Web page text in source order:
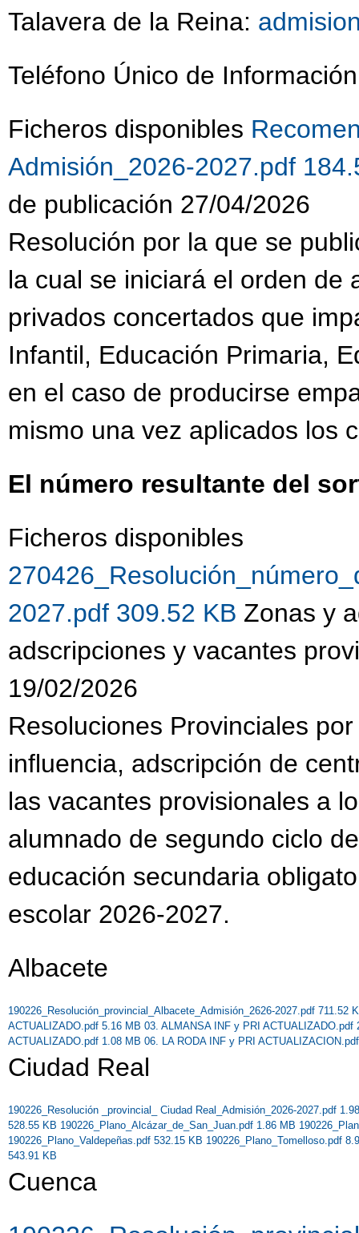
Talavera de la Reina:
Teléfono Único de
Ficheros disponibles
Admisión_2026-2027.pdf
de publicación 27/04/2026
Resolución por la que se
la cual se iniciará el orden de
privados concertados que
Infantil, Educación Primaria,
en el caso de producirse
mismo una vez aplicados los
El número resultante del
Ficheros disponibles
2027.pdf 309.52 KB Zonas y
adscripciones y vacantes
19/02/2026
Resoluciones Provinciales
influencia, adscripción de
las vacantes provisionales a
alumnado de segundo ciclo
educación secundaria
escolar 2026-2027.
Albacete
190226_Resolución_provincial_Albacete_Admisión_2626-2027.pdf 711.52
ACTUALIZADO.pdf 5.16 MB 03. ALMANSA INF y PRI
ACTUALIZADO.pdf 1.08 MB 06. LA RODA INF y PRI
Ciudad Real
190226_Resolución _provincial_ Ciudad Real_Admisión_2026-2027.pdf
528.55 KB 190226_Plano_Alcázar_de_San_Juan.pdf 1.86 MB
190226_Plano_Valdepeñas.pdf 532.15 KB 190226_Plano_Tomelloso.pdf
543.91 KB
Cuenca